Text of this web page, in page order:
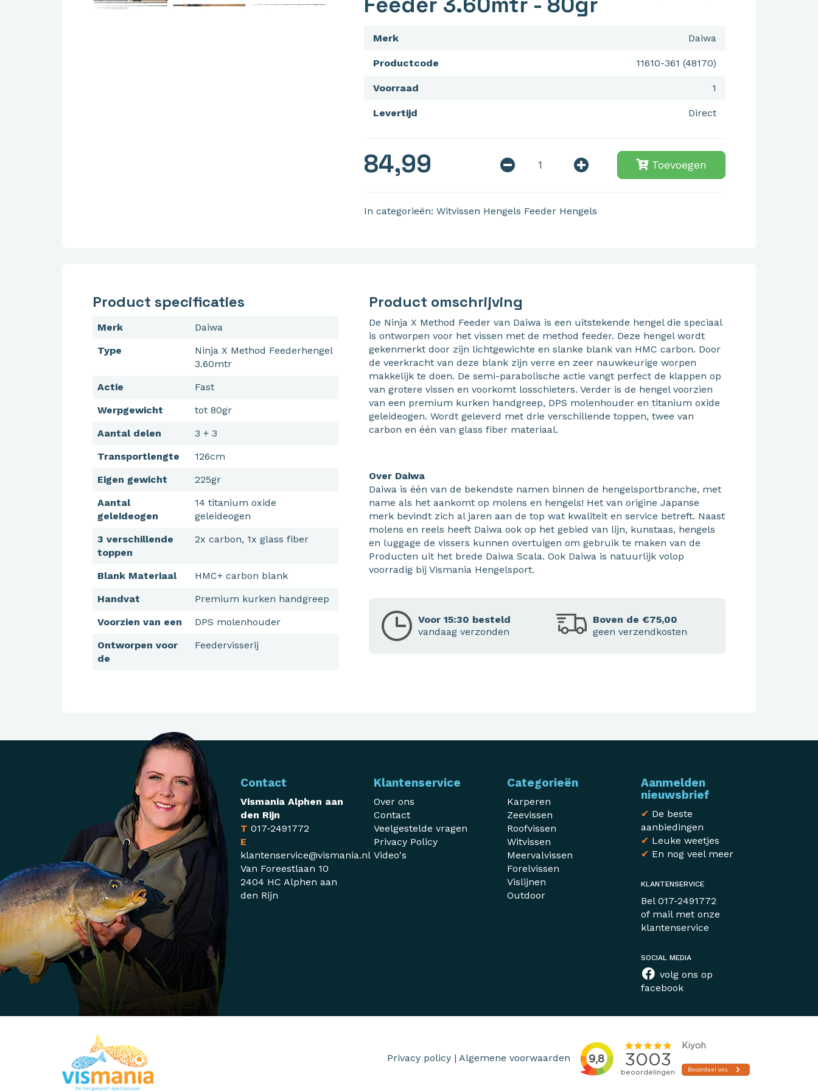
Daiwa
Merk
11610-361 (48170)
Productcode
1
Voorraad
Direct
Levertijd
84,99 Toevoegen
In categorieën: Witvissen Hengels Feeder Hengels
Product specificaties
Merk
Daiwa
Type
Ninja X Method Feederhengel
3.60mtr
Actie
Fast
Werpgewicht
tot 80gr
Aantal delen
3 + 3
Transportlengte
126cm
Eigen gewicht
225gr
Aantal
geleideogen
14 titanium oxide
geleideogen
3 verschillende
toppen
2x carbon, 1x glass fiber
Blank Materiaal
HMC+ carbon blank
Handvat
Premium kurken handgreep
Voorzien van een
DPS molenhouder
Ontworpen voor
de
Feedervisserij
Product omschrijving
De Ninja X Method Feeder van Daiwa is een uitstekende hengel die speciaal
is ontworpen voor het vissen met de method feeder. Deze hengel wordt
gekenmerkt door zijn lichtgewichte en slanke blank van HMC carbon. Door
de veerkracht van deze blank zijn verre en zeer nauwkeurige worpen
makkelijk te doen. De semi-parabolische actie vangt perfect de klappen op
van grotere vissen en voorkomt losschieters. Verder is de hengel voorzien
van een premium kurken handgreep, DPS molenhouder en titanium oxide
geleideogen. Wordt geleverd met drie verschillende toppen, twee van
carbon en één van glass fiber materiaal.
Over Daiwa
Daiwa is één van de bekendste namen binnen de hengelsportbranche, met
name als het aankomt op molens en hengels! Het van origine Japanse
merk bevindt zich al jaren aan de top wat kwaliteit en service betreft. Naast
molens en reels heeft Daiwa ook op het gebied van lijn, kunstaas, hengels
en luggage de vissers kunnen overtuigen om gebruik te maken van de
Producten uit het brede Daiwa Scala. Ook Daiwa is natuurlijk volop
voorradig bij Vismania Hengelsport.
Voor 15:30 besteld
vandaag verzonden
Boven de €75,00
geen verzendkosten
Contact
Vismania Alphen aan
den Rijn
T 017-2491772
E
klantenservice@vismania.nl
Van Foreestlaan 10
2404 HC Alphen aan
den Rijn
Klantenservice
Over ons
Contact
Veelgestelde vragen
Privacy Policy
Video's
Categorieën
Karperen
Zeevissen
Roofvissen
Witvissen
Meervalvissen
Forelvissen
Vislijnen
Outdoor
Aanmelden
nieuwsbrief
✔ De beste
aanbiedingen
✔ Leuke weetjes
✔ En nog veel meer
KLANTENSERVICE
Bel 017-2491772
of mail met onze
klantenservice
SOCIAL MEDIA
volg ons op
facebook
Privacy policy | Algemene voorwaarden